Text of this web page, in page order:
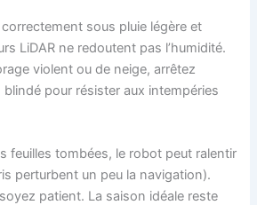
sous pluie légère et
LiDAR ne redoutent pas l’humidité.
violent ou de neige, arrêtez
blindé pour résister aux intempéries
feuilles tombées, le robot peut ralentir
perturbent un peu la navigation).
patient. La saison idéale reste